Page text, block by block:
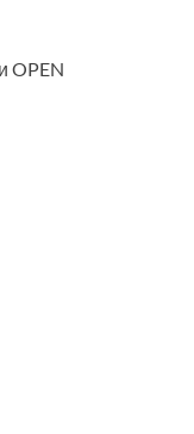
OPEN